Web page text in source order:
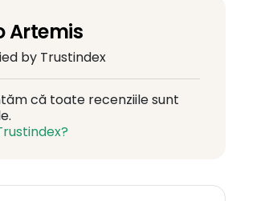
Artemis
by Trustindex
că toate recenziile sunt